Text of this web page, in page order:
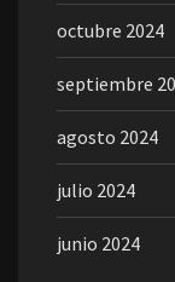
octubre 2024
septiembre
agosto 2024
julio 2024
junio 2024